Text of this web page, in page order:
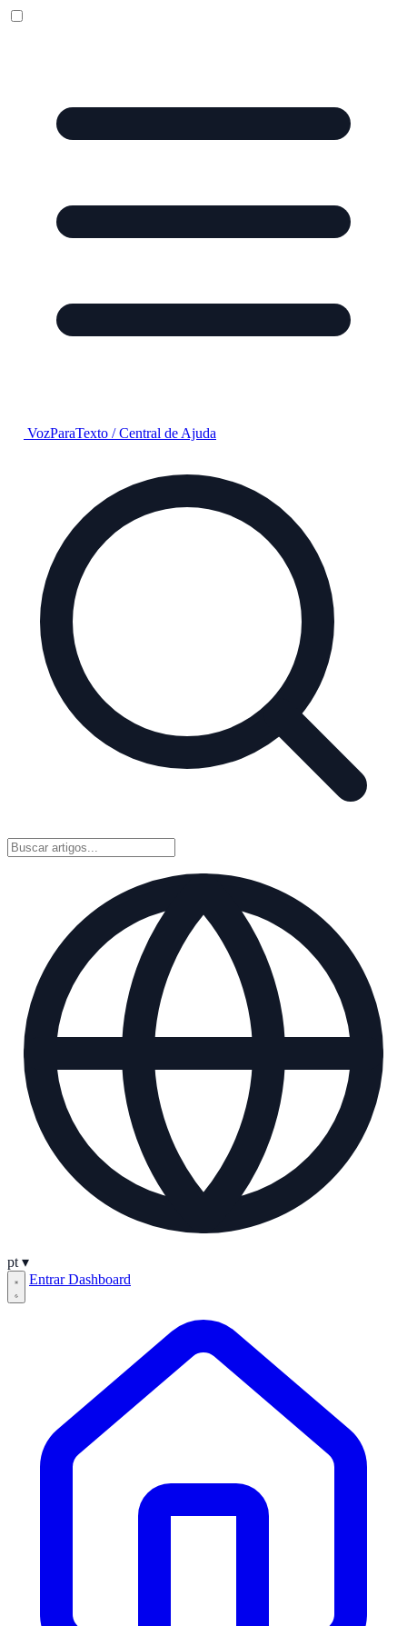
VozParaTexto /Central de Ajuda
pt ▾
EntrarDashboard